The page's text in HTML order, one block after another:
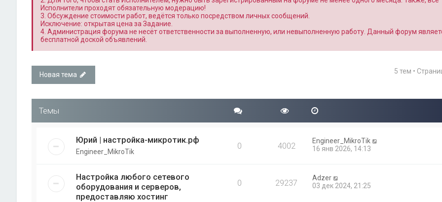
Исполнители проходят обязательную модерацию!
3. Обсуждение стоимости работ, ведётся только посредством личных сообщений.
Исключение: открытая цена за Задание.
4. Администрация форума не несёт ответственности за выполненную, или невыполненную работу. Данный форум
бесплатной доской объявлений.
Новая тема 5 тем •
Темы
Юрий | настройка-микротик.рф
Engineer_MikroTik
0 4002
Engineer_MikroTik
16 янв 2026, 14:13
Настройка любого сетевого
оборудования и серверов,
предоставляю хостинг
0 29237
Adzer
03 дек 2024, 21:25